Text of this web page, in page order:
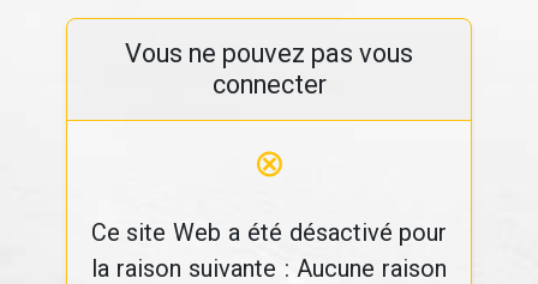
Vous ne pouvez pas vous
connecter
⊗
Ce site Web a été désactivé pour
la raison suivante : Aucune raison